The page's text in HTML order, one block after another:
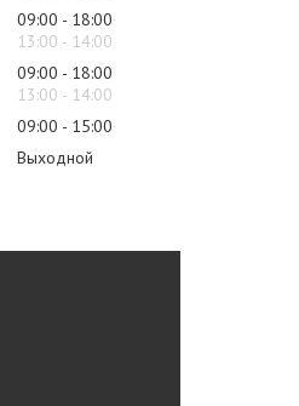
09:00
18:00
13:00
14:00
09:00
18:00
13:00
14:00
09:00
15:00
Выходной